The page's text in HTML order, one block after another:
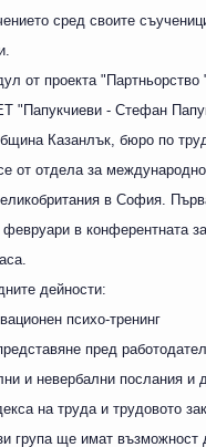
сред своите
от проекта "Партньорство
"Папукчиеви - Стефан
Казанлък, бюро по
от отдела за
в София.
в конферентната
дейности:
психо-тренинг
пред
и невербални послания и
на труда и трудовото
група ще имат възможност